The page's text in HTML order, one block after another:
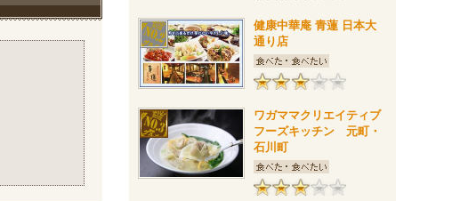
健康中華庵 青蓮 日本大
通り店
ワガママクリエイティブ
フーズキッチン 元町・
石川町